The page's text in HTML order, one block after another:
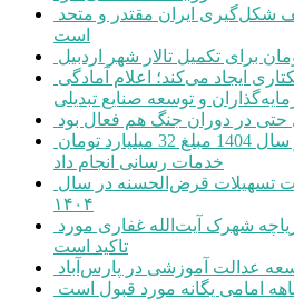
است
و توسعه صنایع تبدیلی
حتی در دوران جنگ هم فعال بود
خدمات رسانی انجام داد
۱۴۰۴
تاکید است
عدالت آموزشی در پارس‌آباد